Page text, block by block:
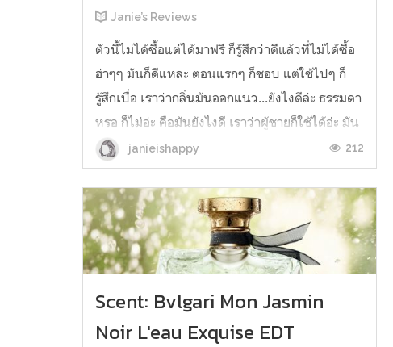
Janie’s Reviews
ตัวนี้ไม่ได้ซื้อแต่ได้มาฟรี ก็รู้สึกว่าดีแล้วที่ไม่ได้ซื้อ
ฮ่าๆๆ มันก็ดีแหละ ตอนแรกๆ ก็ชอบ แต่ใช้ไปๆ ก็
รู้สึกเบื่อ เราว่ากลิ่นมันออกแนว...ยังไงดีล่ะ ธรรมดา
หรอ ก็ไม่อ่ะ คือมันยังไงดี เราว่าผู้ชายก็ใช้ได้อ่ะ มัน
ไม่ได้ผู้หญิงจ๋า ซึ่งเราไม่ชอบ มันทำเราคิดถึง
น้ำหอมของเคนโซ แต่เคนโซก็หอมกว่าอ่ะ แอบได้
อา...
janieishappy 212
Scent: Bvlgari Mon Jasmin
Noir L'eau Exquise EDT